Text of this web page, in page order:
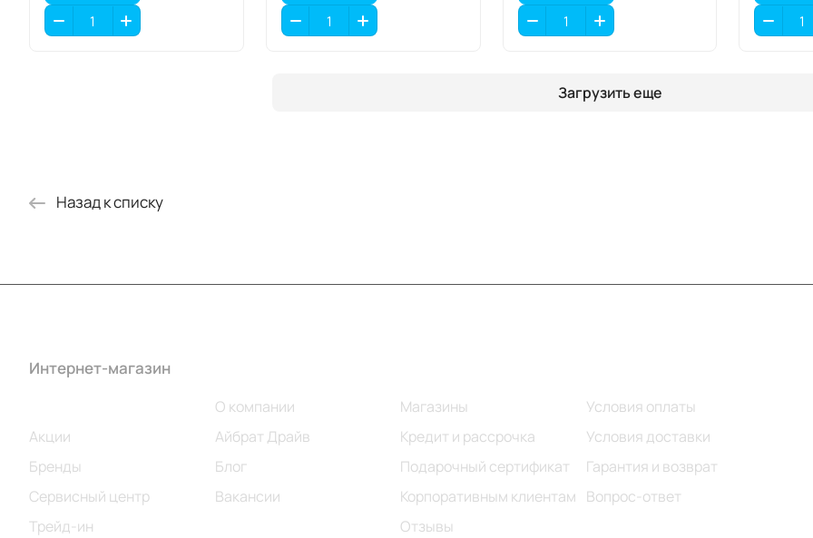
Загрузить еще
Назад к списку
Интернет-магазин
Акции
Бренды
Сервисный центр
Трейд-ин
О компании
Айбрат Драйв
Блог
Вакансии
Магазины
Кредит и рассрочка
Подарочный сертификат
Корпоративным клиентам
Отзывы
Условия оплаты
Условия доставки
Гарантия и возврат
Вопрос-ответ